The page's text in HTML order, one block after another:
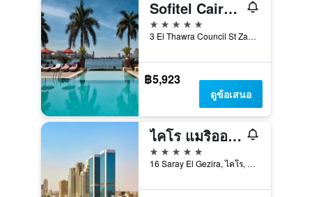
Sofitel Cairo Nile El Gezirah
5 ดาว
3 El Thawra Council St Zamalek, ไคโร, อียิปต์
฿5,923
ดูข้อเสนอ
ไคโร แมริออท โรงแรม
5 ดาว
16 Saray El Gezira, ไคโร, อียิปต์